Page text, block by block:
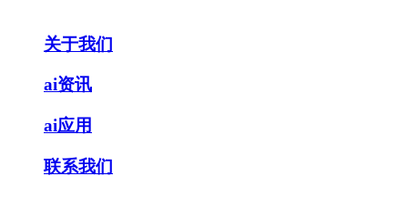
关于我们
ai资讯
ai应用
联系我们